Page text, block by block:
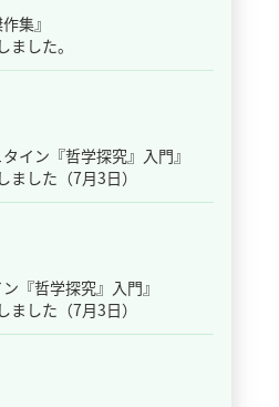
集』
した。
イン『哲学探究』入門』
した（7月3日）
『哲学探究』入門』
した（7月3日）